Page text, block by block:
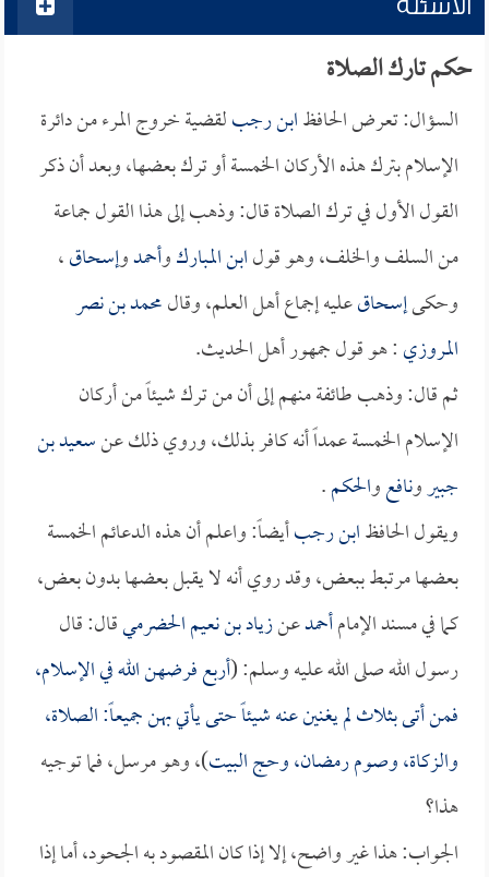
الأسئلة
حكم تارك الصلاة
السؤال: تعرض الحافظابن رجبلقضية خروج المرء من دائرة
الإسلام بترك هذه الأركان الخمسة أو ترك بعضها، وبعد أن ذكر
القول الأول في ترك الصلاة قال: وذهب إلى هذا القول جماعة
من السلف والخلف، وهو قولابن المباركوأحمدوإسحاق،
وحكىإسحاقعليه إجماع أهل العلم، وقالمحمد بن نصر
المروزي: هو قول جمهور أهل الحديث.
ثم قال: وذهب طائفة منهم إلى أن من ترك شيئاً من أركان
الإسلام الخمسة عمداً أنه كافر بذلك، وروي ذلك عنسعيد بن
جبيرونافعوالحكم.
ويقول الحافظابن رجبأيضاً: واعلم أن هذه الدعائم الخمسة
بعضها مرتبط ببعض، وقد روي أنه لا يقبل بعضها بدون بعض،
كما في مسند الإمامأحمدعنزياد بن نعيم الحضرميقال: قال
رسول الله صلى الله عليه وسلم: (أربع فرضهن الله في الإسلام،
فمن أتى بثلاث لم يغنين عنه شيئاً حتى يأتي بهن جميعاً: الصلاة،
والزكاة، وصوم رمضان، وحج البيت)، وهو مرسل، فما توجيه
هذا؟
الجواب: هذا غير واضح، إلا إذا كان المقصود به الجحود، أما إذا